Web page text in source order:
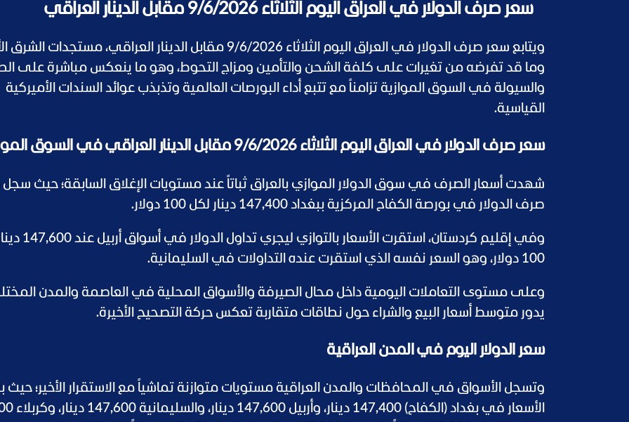
سعر صرف الدولار في العراق اليوم الثلاثاء 9/6/2026 مقابل الدينار العراقي
ويتابع سعر صرف الدولار في العراق اليوم الثلاثاء 9/6/2026 مقابل الدينار العراقي،
وما قد تفرضه من تغيرات على كلفة الشحن والتأمين ومزاج التحوط، وهو ما ينعكس مباشرة على
والسيولة في السوق الموازية تزامناً مع تتبع أداء البورصات العالمية وتذبذب عوائد السندات الأميركية
القياسية.
سعر صرف الدولار في العراق اليوم الثلاثاء 9/6/2026 مقابل الدينار العراقي في السوق الموازية
شهدت أسعار الصرف في سوق الدولار الموازي بالعراق ثباتاً عند مستويات الإغلاق السابقة؛ حيث
صرف الدولار في بورصة الكفاح المركزية ببغداد 147,400 دينار لكل 100 دولار.
وفي إقليم كردستان، استقرت الأسعار
100 دولار، وهو السعر نفسه الذي استقرت عنده التداولات في السليمانية.
وعلى مستوى التعاملات اليومية داخل محال الصيرفة والأسواق المحلية في العاصمة والمدن
يدور متوسط أسعار البيع والشراء حول نطاقات متقاربة تعكس حركة التصحيح الأخيرة.
سعر الدولار اليوم في المدن العراقية
وتسجل الأسواق في المحافظات والمدن العراقية مستويات متوازنة تماشياً مع الاستقرار الأخير؛ حيث
الأسعار في بغداد